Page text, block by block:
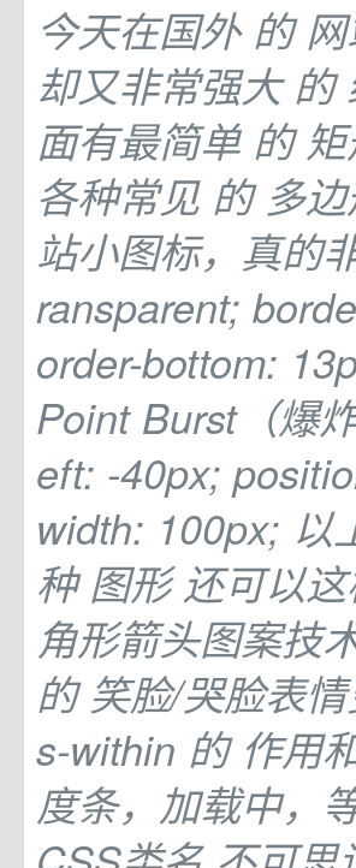
今天在国外 的
却又非常强大 的
面有最简单 的
各种常见 的 多
站小图标，真的
ransparent;
order-bottom:
Point Burst（爆
eft: -40px;
width: 100px;
种图形还可以
角形箭头图案技
的 笑脸/哭脸表
s-within 的 作用
度条，加载中，